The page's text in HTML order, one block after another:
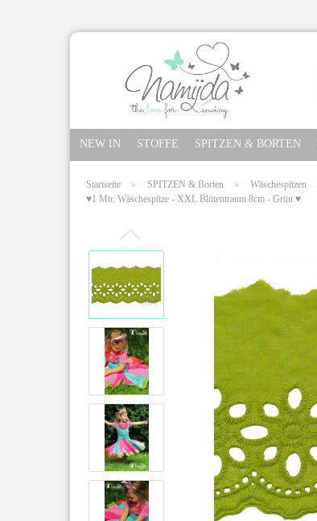
NEW IN STOFFE SPITZEN & BORTEN
Startseite » SPITZEN & Borten » Wäschespitzen
♥1 Mtr. Wäschespitze - XXL Blütentraum 8cm - Grün ♥